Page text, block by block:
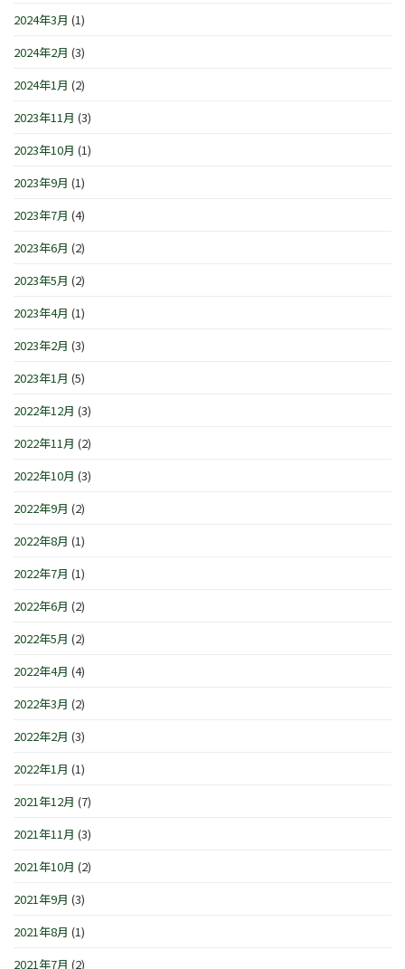
2024年3月 (1)
2024年2月 (3)
2024年1月 (2)
2023年11月 (3)
2023年10月 (1)
2023年9月 (1)
2023年7月 (4)
2023年6月 (2)
2023年5月 (2)
2023年4月 (1)
2023年2月 (3)
2023年1月 (5)
2022年12月 (3)
2022年11月 (2)
2022年10月 (3)
2022年9月 (2)
2022年8月 (1)
2022年7月 (1)
2022年6月 (2)
2022年5月 (2)
2022年4月 (4)
2022年3月 (2)
2022年2月 (3)
2022年1月 (1)
2021年12月 (7)
2021年11月 (3)
2021年10月 (2)
2021年9月 (3)
2021年8月 (1)
2021年7月 (2)